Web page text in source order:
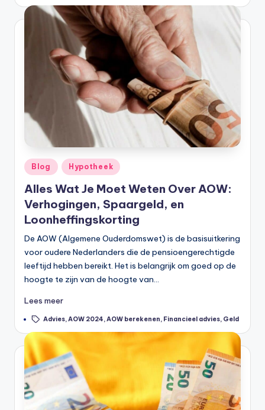
Geplaatst
in
Blog Hypotheek
Alles Wat Je Moet Weten Over AOW:
Verhogingen, Spaargeld, en
Loonheffingskorting
De AOW (Algemene Ouderdomswet) is de basisuitkering
voor oudere Nederlanders die de pensioengerechtigde
leeftijd hebben bereikt. Het is belangrijk om goed op de
hoogte te zijn van de hoogte van…
Lees meer
Tags: Advies,AOW 2024,AOW berekenen, Financieel advies, Geld